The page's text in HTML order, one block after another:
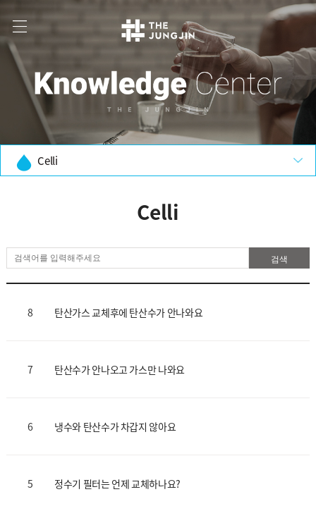
Celli
Celli
8 탄산가스 교체후에 탄산수가 안나와요
7 탄산수가 안나오고 가스만 나와요
6 냉수와 탄산수가 차갑지 않아요
5 정수기 필터는 언제 교체하나요?